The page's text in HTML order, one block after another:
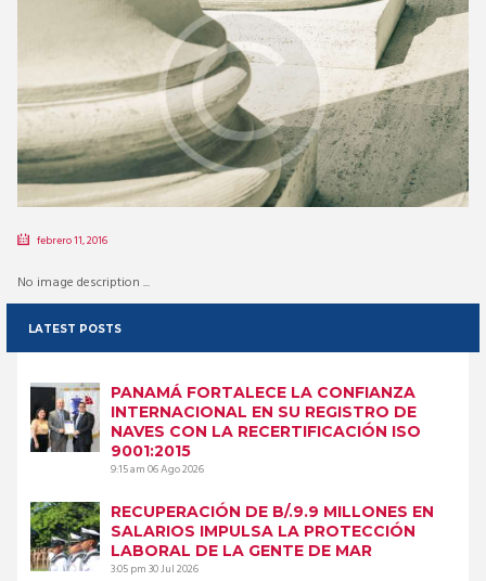
febrero 11, 2016
No image description ...
LATEST POSTS
PANAMÁ FORTALECE LA CONFIANZA
INTERNACIONAL EN SU REGISTRO DE
NAVES CON LA RECERTIFICACIÓN ISO
9001:2015
9:15 am06 Ago 2026
RECUPERACIÓN DE B/.9.9 MILLONES EN
SALARIOS IMPULSA LA PROTECCIÓN
LABORAL DE LA GENTE DE MAR
3:05 pm30 Jul 2026